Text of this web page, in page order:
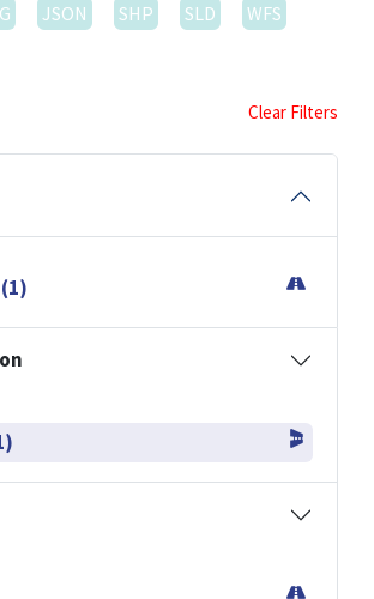
JSON SHP SLD
WFS
Clear Filters